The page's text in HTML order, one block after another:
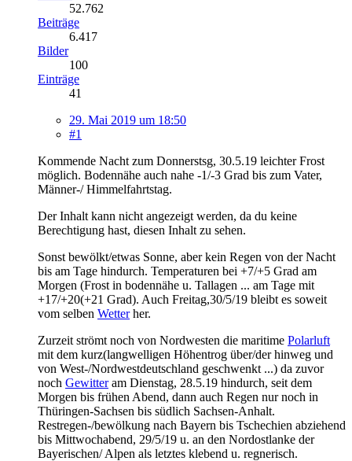
52.762
Beiträge
6.417
Bilder
100
Einträge
41
29. Mai 2019 um 18:50
#1
Kommende Nacht zum Donnerstsg, 30.5.19 leichter Frost
möglich. Bodennähe auch nahe -1/-3 Grad bis zum Vater,
Männer-/ Himmelfahrtstag.
Der Inhalt kann nicht angezeigt werden, da du keine
Berechtigung hast, diesen Inhalt zu sehen.
Sonst bewölkt/etwas Sonne, aber kein Regen von der Nacht
bis am Tage hindurch. Temperaturen bei +7/+5 Grad am
Morgen (Frost in bodennähe u. Tallagen ... am Tage mit
+17/+20(+21 Grad). Auch Freitag,30/5/19 bleibt es soweit
vom selben Wetterher.
Zurzeit strömt noch von Nordwesten die maritime Polarluft
mit dem kurz(langwelligen Höhentrog über/der hinweg und
von West-/Nordwestdeutschland geschwenkt ...) da zuvor
noch Gewitteram Dienstag, 28.5.19 hindurch, seit dem
Morgen bis frühen Abend, dann auch Regen nur noch in
Thüringen-Sachsen bis südlich Sachsen-Anhalt.
Restregen-/bewölkung nach Bayern bis Tschechien abziehend
bis Mittwochabend, 29/5/19 u. an den Nordostlanke der
Bayerischen/ Alpen als letztes klebend u. regnerisch.